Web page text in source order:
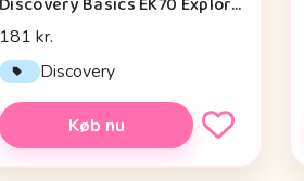
181 kr.
Discovery
Køb nu